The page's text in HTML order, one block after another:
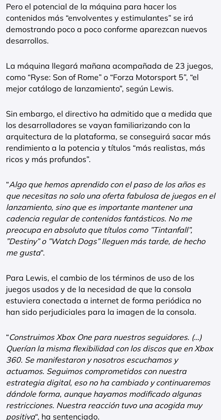
Pero el potencial de la máquina para hacer los
contenidos más “envolventes y estimulantes” se irá
demostrando poco a poco conforme aparezcan nuevos
desarrollos.
La máquina llegará mañana acompañada de 23 juegos,
como “Ryse: Son of Rome” o “Forza Motorsport 5”, “el
mejor catálogo de lanzamiento”, según Lewis.
Sin embargo, el directivo ha admitido que a medida que
los desarrolladores se vayan familiarizando con la
arquitectura de la plataforma, se conseguirá sacar más
rendimiento a la potencia y títulos “más realistas, más
ricos y más profundos”.
“Algo que hemos aprendido con el paso de los años es
que necesitas no solo una oferta fabulosa de juegos en el
lanzamiento, sino que es importante mantener una
cadencia regular de contenidos fantásticos. No me
preocupa en absoluto que títulos como ”Tintanfall”,
”Destiny” o ”Watch Dogs” lleguen más tarde, de hecho
me gusta“.
Para Lewis, el cambio de los términos de uso de los
juegos usados y de la necesidad de que la consola
estuviera conectada a internet de forma periódica no
han sido perjudiciales para la imagen de la consola.
“Construimos Xbox One para nuestros seguidores. (…)
Querían la misma flexibilidad con los discos que en Xbox
360. Se manifestaron y nosotros escuchamos y
actuamos. Seguimos comprometidos con nuestra
estrategia digital, eso no ha cambiado y continuaremos
dándole forma, aunque hayamos modificado algunas
restricciones. Nuestra reacción tuvo una acogida muy
positiva“, ha sentenciado.